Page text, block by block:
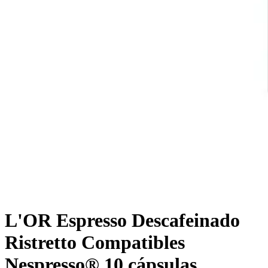
L'OR Espresso Descafeinado
Ristretto Compatibles